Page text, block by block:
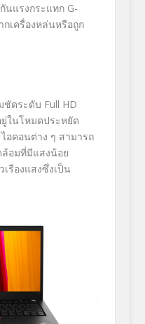
แรงกระแทก G-
เครื่องหล่นหรือถูก
ดระดับ Full HD
ในโหมดประหยัด
อคอนต่าง ๆ สามารถ
อมที่มีแสงน้อย
รืองแสงซึ่งเป็น